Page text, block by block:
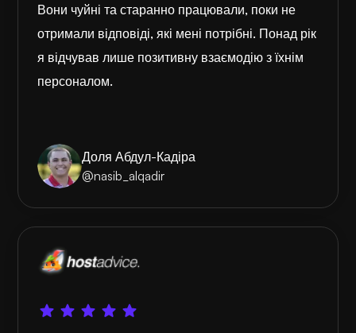
Вони чуйні та старанно працювали, поки не
отримали відповіді, які мені потрібні. Понад рік
я відчував лише позитивну взаємодію з їхнім
персоналом.
Доля Абдул-Кадіра
@nasib_alqadir